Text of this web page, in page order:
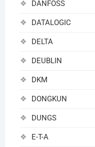
DANFOSS
DATALOGIC
DELTA
DEUBLIN
DKM
DONGKUN
DUNGS
E-T-A